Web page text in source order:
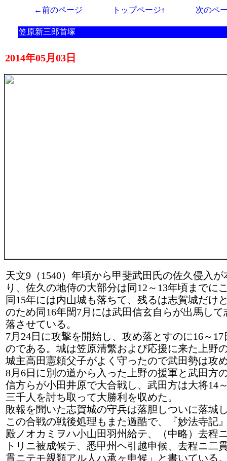
←前のページ トップページ↑ 次のペ
笠原新三郎首塚
2014年05月03日
天文9（1540）年頃から甲斐武田氏の佐久侵入
り、佐久の地侍の大部分は同12～13年頃までに
同15年には内山城も落ちて、残るは志賀城だけ
のため同16年閏7月には武田信玄自らが出馬して
落させている。
7月24日に攻撃を開始し、攻め落とすのに16～
のである。城は笠原清繁および応援に来た上野
城主高田憲頼父子がよく守ったので武田勢は攻
8月6日に別の道から入った上野の援軍と武田方
信方らが小田井原で大合戦し、武田方は大将14
三千人を討ち取って大勝利を収めた。
敗報を聞いた志賀城の守兵は落胆しついに落城
この合戦の戦後処理もまた過酷で、『妙法寺記
殿ノオカミヲハ小山田羽州給テ、（中略）去程
トリニ被成候テ、悉甲州ヘ引越申候、去程ニ二
貫ニテモ親類アル人ハ承ヶ申候」と書いている